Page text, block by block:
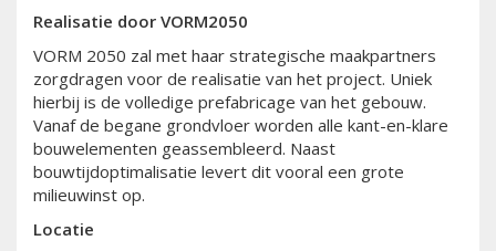
Realisatie door VORM2050
VORM 2050 zal met haar strategische maakpartners
zorgdragen voor de realisatie van het project. Uniek
hierbij is de volledige prefabricage van het gebouw.
Vanaf de begane grondvloer worden alle kant-en-klare
bouwelementen geassembleerd. Naast
bouwtijdoptimalisatie levert dit vooral een grote
milieuwinst op.
Locatie